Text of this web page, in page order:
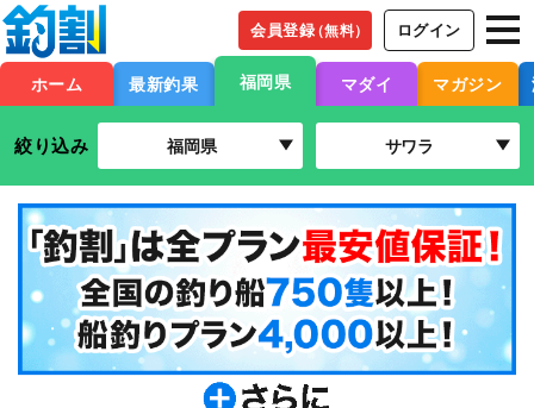
会員登録（無料） ログイン
ホーム 最新釣果 福岡県 マダイ マガジン
絞り込み 福岡県 サワラ